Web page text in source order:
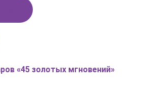
«45 золотых мгновений»